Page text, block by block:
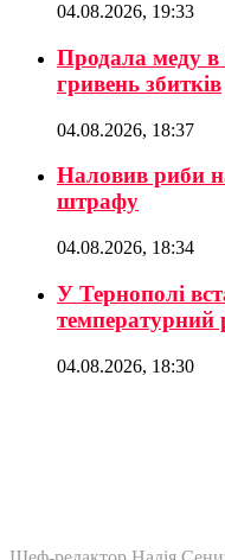
04.08.2026, 19:33
Продала меду в
гривень збитків
04.08.2026, 18:37
Наловив риби
штрафу
04.08.2026, 18:34
У Тернополі
температурний
04.08.2026, 18:30